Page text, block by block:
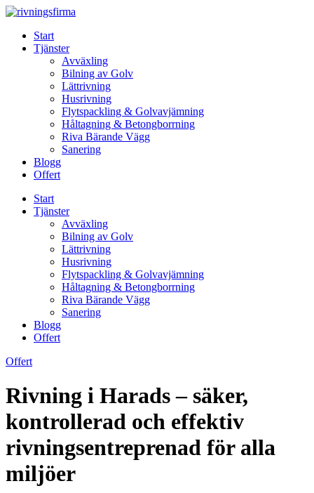
Skip
contentStart
Tjänster
Avväxling
Bilning av Golv
Lättrivning
Husrivning
Flytspackling & Golvavjämning
Håltagning & Betongborrning
Riva Bärande Vägg
Sanering
Blogg
Offert
Start
Tjänster
Avväxling
Bilning av Golv
Lättrivning
Husrivning
Flytspackling & Golvavjämning
Håltagning & Betongborrning
Riva Bärande Vägg
Sanering
Blogg
Offert
Offert
Rivning i Harads – säker,
kontrollerad och effektiv
rivningsentreprenad för alla
miljöer